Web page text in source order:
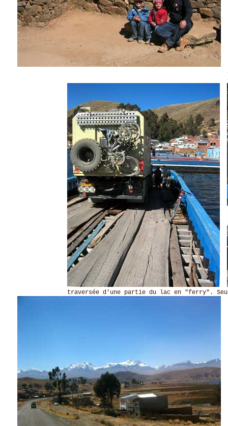
autel pour les sacrifices
et a refusé de
traversée d'une partie du lac en "ferry". Seul sur